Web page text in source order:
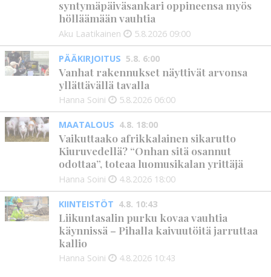
syntymäpäiväsankari oppineensa myös
hölläämään vauhtia
Aku Laatikainen 5.8.2026 09:00
PÄÄKIRJOITUS 5.8. 6:00
Vanhat rakennukset näyttivät arvonsa
yllättävällä tavalla
Hanna Soini 5.8.2026 06:00
MAATALOUS 4.8. 18:00
Vaikuttaako afrikkalainen sikarutto
Kiuruvedellä? “Onhan sitä osannut
odottaa”, toteaa luomusikalan yrittäjä
Hanna Soini 4.8.2026 18:00
KIINTEISTÖT 4.8. 10:43
Liikuntasalin purku kovaa vauhtia
käynnissä – Pihalla kaivuutöitä jarruttaa
kallio
Hanna Soini 4.8.2026 10:43